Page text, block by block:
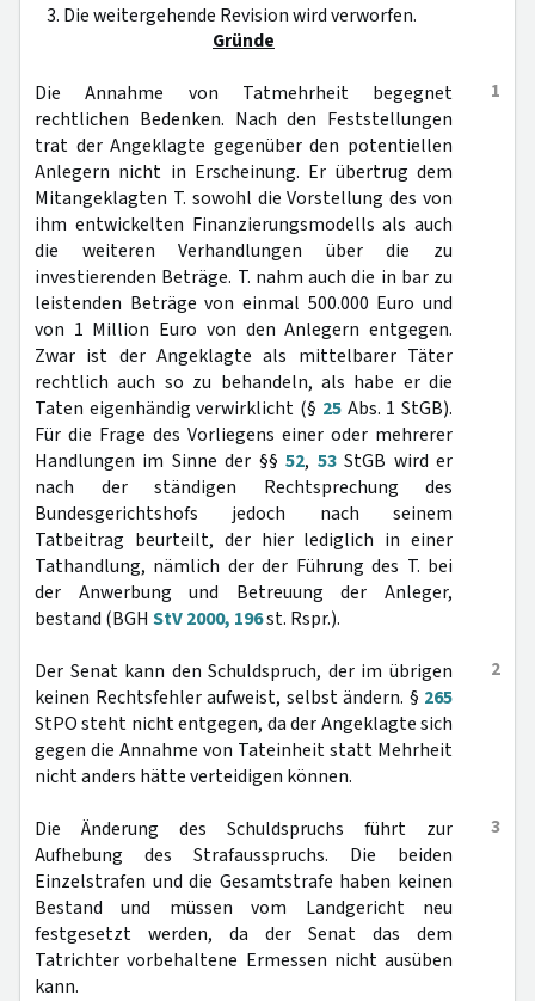
3. Die weitergehende Revision wird verworfen.
Gründe
1
Die Annahme von Tatmehrheit begegnet
rechtlichen Bedenken. Nach den Feststellungen
trat der Angeklagte gegenüber den potentiellen
Anlegern nicht in Erscheinung. Er übertrug dem
Mitangeklagten T. sowohl die Vorstellung des von
ihm entwickelten Finanzierungsmodells als auch
die weiteren Verhandlungen über die zu
investierenden Beträge. T. nahm auch die in bar zu
leistenden Beträge von einmal 500.000 Euro und
von 1 Million Euro von den Anlegern entgegen.
Zwar ist der Angeklagte als mittelbarer Täter
rechtlich auch so zu behandeln, als habe er die
Taten eigenhändig verwirklicht (§ 25Abs. 1 StGB).
Für die Frage des Vorliegens einer oder mehrerer
Handlungen im Sinne der §§52, 53StGB wird er
nach der ständigen Rechtsprechung des
Bundesgerichtshofs jedoch nach seinem
Tatbeitrag beurteilt, der hier lediglich in einer
Tathandlung, nämlich der der Führung des T. bei
der Anwerbung und Betreuung der Anleger,
bestand (BGH StV 2000, 196st. Rspr.).
2
Der Senat kann den Schuldspruch, der im übrigen
keinen Rechtsfehler aufweist, selbst ändern. § 265
StPO steht nicht entgegen, da der Angeklagte sich
gegen die Annahme von Tateinheit statt Mehrheit
nicht anders hätte verteidigen können.
3
Die Änderung des Schuldspruchs führt zur
Aufhebung des Strafausspruchs. Die beiden
Einzelstrafen und die Gesamtstrafe haben keinen
Bestand und müssen vom Landgericht neu
festgesetzt werden, da der Senat das dem
Tatrichter vorbehaltene Ermessen nicht ausüben
kann.